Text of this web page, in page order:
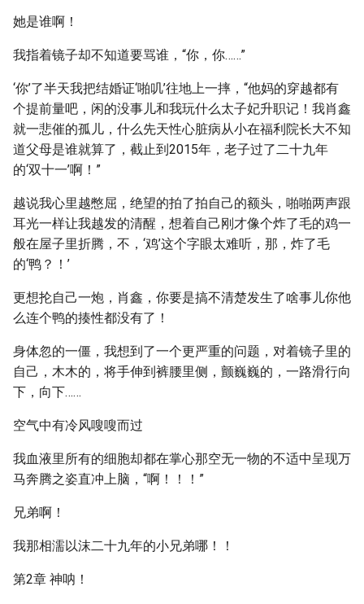
她是谁啊！
我指着镜子却不知道要骂谁，“你，你……”
‘你’了半天我把结婚证‘啪叽’往地上一摔，“他妈的穿越都有
个提前量吧，闲的没事儿和我玩什么太子妃升职记！我肖鑫
就一悲催的孤儿，什么先天性心脏病从小在福利院长大不知
道父母是谁就算了，截止到2015年，老子过了二十九年
的‘双十一’啊！”
越说我心里越憋屈，绝望的拍了拍自己的额头，啪啪两声跟
耳光一样让我越发的清醒，想着自己刚才像个炸了毛的鸡一
般在屋子里折腾，不，‘鸡’这个字眼太难听，那，炸了毛
的‘鸭？！’
更想抡自己一炮，肖鑫，你要是搞不清楚发生了啥事儿你他
么连个鸭的揍性都没有了！
身体忽的一僵，我想到了一个更严重的问题，对着镜子里的
自己，木木的，将手伸到裤腰里侧，颤巍巍的，一路滑行向
下，向下……
空气中有冷风嗖嗖而过
我血液里所有的细胞却都在掌心那空无一物的不适中呈现万
马奔腾之姿直冲上脑，“啊！！！”
兄弟啊！
我那相濡以沫二十九年的小兄弟哪！！
第2章 神呐！